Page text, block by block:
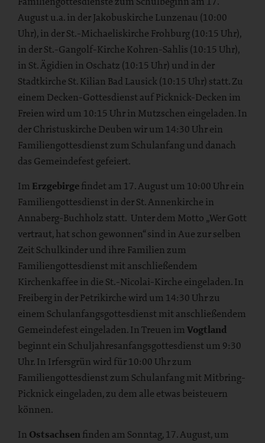
August u.a. in der Jakobuskirche Lunzenau (10:00
Uhr), in der St.-Michaeliskirche Frohburg (10:15 Uhr),
in der St.-Gangolf-Kirche Kohren-Sahlis (10:15 Uhr),
in St. Ägidien in Oschatz (10:15 Uhr) und in der
Stadtkirche St. Kilian Bad Lausick (10:15 Uhr) statt. Zu
einem Decken-Gottesdienst auf Picknick-Decken im
Freien wird um 10:15 Uhr in Mutzschen eingeladen. In
der Christuskirche Deuben wir um 14:30 Uhr ein
Familiengottesdienst zum Schulanfang und danach
das Gemeindefest gefeiert.
Im Erzgebirgefindet am 17. August um 10:00 Uhr ein
Familiengottesdienst in der St. Annenkirche in
Annaberg-Buchholz statt. Unter dem Motto „Wer Gott
vertraut, hat schon gewonnen“ sind in Aue zur selben
Zeit Schulkinder und ihre Familien zum
Familiengottesdienst mit anschließendem
Kirchenkaffee in die St.-Nicolai-Kirche eingeladen. In
Freiberg in der Petrikirche wird um 14:30 Uhr zu
einem Schulanfangsgottesdienst mit anschließendem
Gemeindefest eingeladen. In Treuen imVogtland
beginnt ein Schuljahresanfangsgottesdienst um 9:30
Uhr. In Irfersgrün wird für 10:00 Uhr zum
Familiengottesdienst zum Schulanfang mit Mitbring-
Picknick eingeladen, zu dem alle etwas beisteuern
können.
In Ostsachsenfinden am Sonntag, 17. August, um